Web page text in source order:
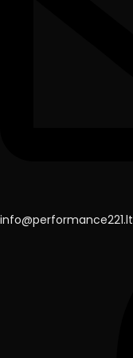
info@performance221.lt